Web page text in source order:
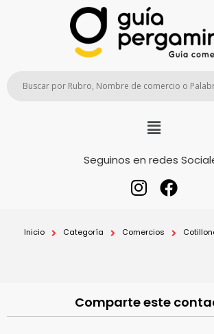
Seguinos en redes
Inicio Categoría Comercios
Comparte este